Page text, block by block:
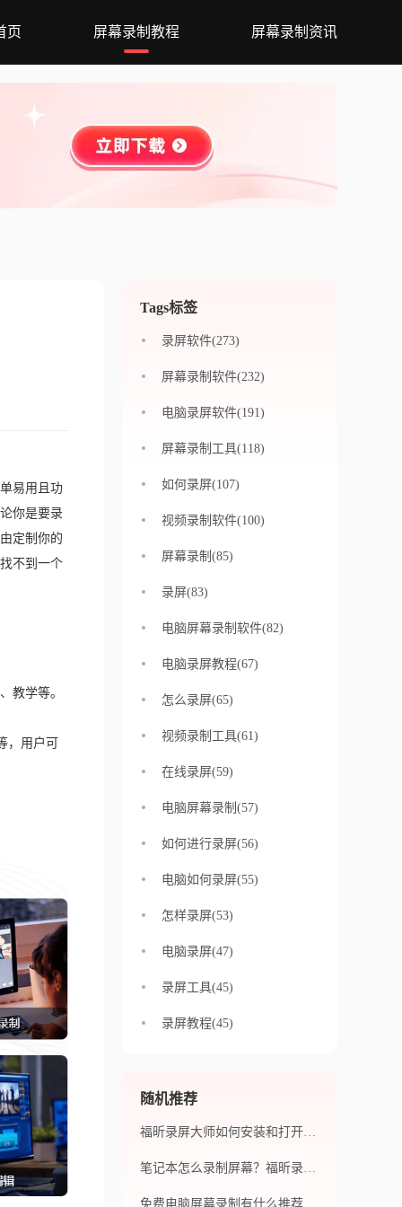
页 屏幕录制教程 屏幕录制资讯
易用且功
你是要录
定制你的
不到一个
教学等。
用户可
Tags标签
录屏软件(273)
屏幕录制软件(232)
电脑录屏软件(191)
屏幕录制工具(118)
如何录屏(107)
视频录制软件(100)
屏幕录制(85)
录屏(83)
电脑屏幕录制软件(82)
电脑录屏教程(67)
怎么录屏(65)
视频录制工具(61)
在线录屏(59)
电脑屏幕录制(57)
如何进行录屏(56)
电脑如何录屏(55)
怎样录屏(53)
电脑录屏(47)
录屏工具(45)
录屏教程(45)
随机推荐
福昕录屏大师如何安装和打开？笔记本怎么屏幕录制？
笔记本怎么录制屏幕？福昕录屏大师还有其他功能吗？